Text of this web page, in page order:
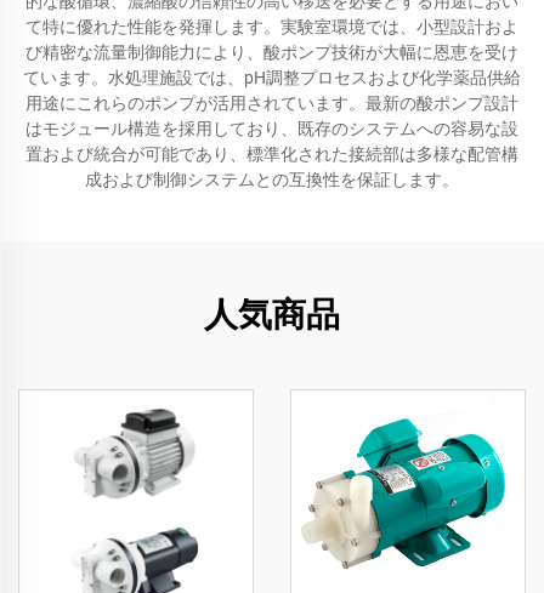
て特に優れた性能を発揮します。実験室環境では、小型設計およ
び精密な流量制御能力により、酸ポンプ技術が大幅に恩恵を受け
ています。水処理施設では、pH調整プロセスおよび化学薬品供給
用途にこれらのポンプが活用されています。最新の酸ポンプ設計
はモジュール構造を採用しており、既存のシステムへの容易な設
置および統合が可能であり、標準化された接続部は多様な配管構
成および制御システムとの互換性を保証します。
人気商品